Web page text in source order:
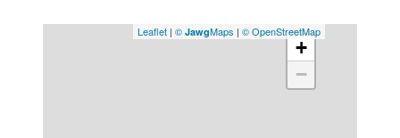
+
−
Leaflet | © JawgMaps | © OpenStreetMap